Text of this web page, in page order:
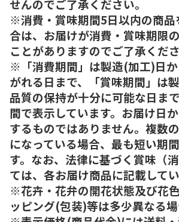
せんのでご了承ください。
※消費・賞味期間5日以内の商品
合は、お届けが消費・賞味期限
ことがありますのでご了承くださ
※「消費期間」は製造(加工)日
がれる日まで、「賞味期間」は
品質の保持が十分に可能な日ま
間で表示しています。お届け日
するものではありません。複数
になっている場合、最も短い期
す。なお、法律に基づく賞味（
ては、各お届け商品に記載してい
※花卉・花弁の開花状態及び花
ッピング(包装)等は多少異なる場